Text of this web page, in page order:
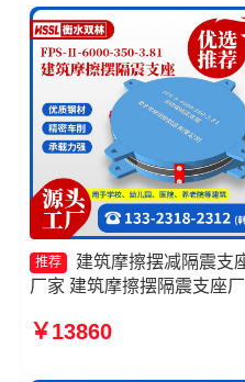
推荐
建筑摩擦摆减隔震支
厂家 建筑摩擦摆隔震支座
300-3.48生产厂家 摩擦摆隔
￥13860